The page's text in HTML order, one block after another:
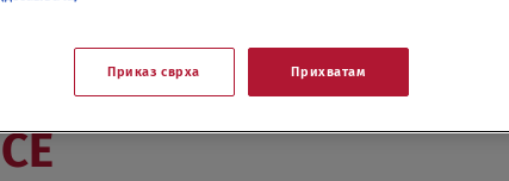
Приказ сврха Прихватам